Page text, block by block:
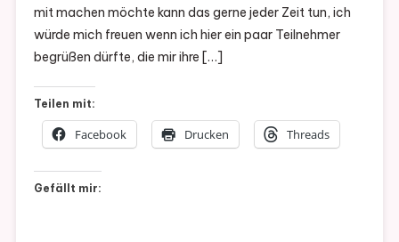
mit machen möchte kann das gerne jeder Zeit tun, ich
würde mich freuen wenn ich hier ein paar Teilnehmer
begrüßen dürfte, die mir ihre […]
Teilen mit:
Facebook Drucken Threads
Gefällt mir: